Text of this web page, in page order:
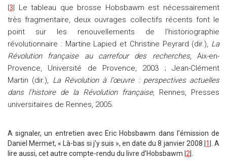
|3| Le tableau que brosse Hobsbawm est nécessairement
très fragmentaire, deux ouvrages collectifs récents font le
point sur les renouvellements de l’historiographie
révolutionnaire : Martine Lapied et Christine Peyrard (dir.), La
Révolution française au carrefour des recherches, Aix-en-
Provence, Université de Provence, 2003 ; Jean-Clément
Martin (dir.), La Révolution à l’œuvre : perspectives actuelles
dans l’histoire de la Révolution française, Rennes, Presses
universitaires de Rennes, 2005.
A signaler, un entretien avec Eric Hobsbawm dans l’émission de
Daniel Mermet, « Là-bas si j’y suis », en date du 8 janvier 2008 | 1
|. A
lire aussi, cet autre compte-rendu du livre d’Hobsbawm | 2